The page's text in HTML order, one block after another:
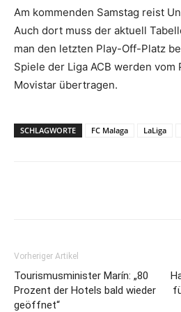
Am kommenden Samstag reist
Auch dort muss der aktuell
man den letzten Play-Off-Platz
Spiele der Liga ACB werden vom
Movistar übertragen.
SCHLAGWORTE FC Malaga LaLiga
Vorheriger Artikel
Tourismusminister Marín: „80
Prozent der Hotels bald wieder
geöffnet“